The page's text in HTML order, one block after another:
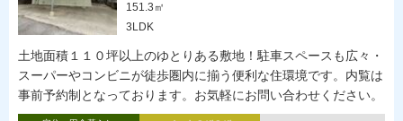
151.3㎡
3LDK
土地面積１１０坪以上のゆとりある敷地！駐車スペースも広々・
スーパーやコンビニが徒歩圏内に揃う便利な住環境です。内覧は
事前予約制となっております。お気軽にお問い合わせください。